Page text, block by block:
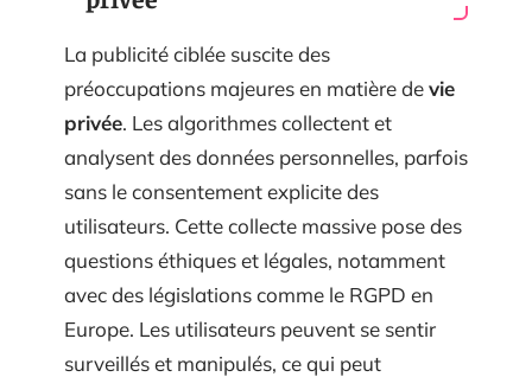
La publicité ciblée suscite des
préoccupations majeures en matière devie
privée. Les algorithmes collectent et
analysent des données personnelles, parfois
sans le consentement explicite des
utilisateurs. Cette collecte massive pose des
questions éthiques et légales, notamment
avec des législations comme le RGPD en
Europe. Les utilisateurs peuvent se sentir
surveillés et manipulés, ce qui peut